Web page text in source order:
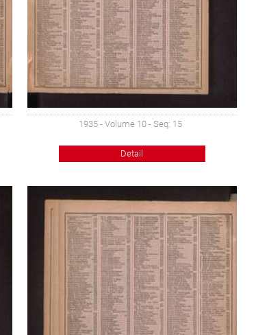
1935 - Volume 10 - Seq: 15
Detail